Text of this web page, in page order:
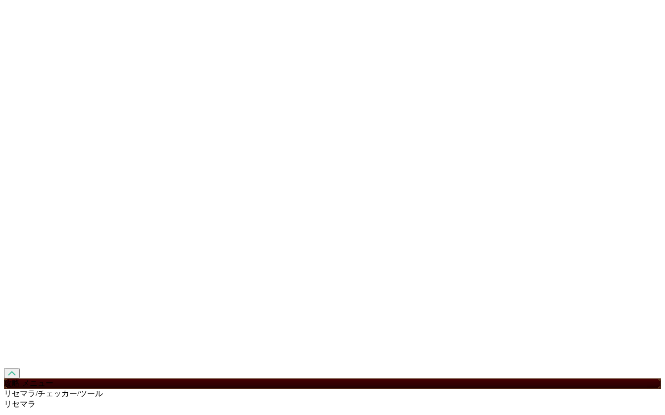
攻略 メニュー
リセマラ/チェッカー/ツール
リセマラ